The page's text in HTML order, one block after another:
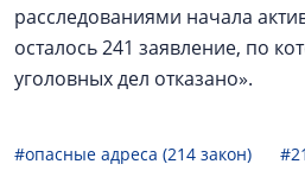
расследованиями начала
осталось 241 заявление, по
уголовных дел отказано».
#опасные адреса (214 закон)